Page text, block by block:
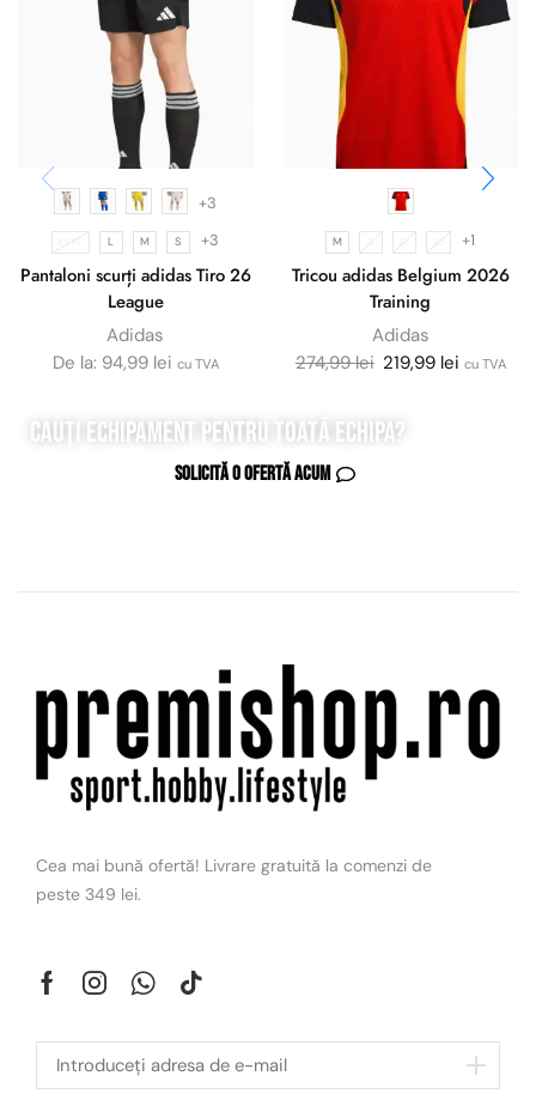
+3
XXXL L M S +3
Pantaloni scurți adidas Tiro 26
League
Adidas
De la: 94,99 lei cu TVA
M XS +1
Tricou adidas Belgium 2026
Training
Adidas
274,99lei 219,99 lei cu TVA
Cauți echipament pentru toată echipa?
Solicită o ofertă acum
Cea mai bună ofertă! Livrare gratuită la comenzi de
peste 349 lei.